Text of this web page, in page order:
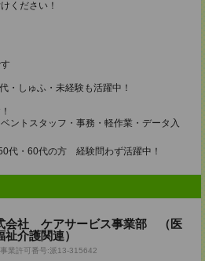
ください！
・しゅふ・未経験も活躍中！
ントスタッフ・事務・軽作業・データ入
代・60代の方 経験問わず活躍中！
会社 ケアサービス事業部 （医
祉介護関連）
業許可番号:派13-315642